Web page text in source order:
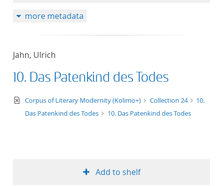
more metadata
Jahn, Ulrich
10. Das Patenkind des Todes
text/xml
Corpus of Literary Modernity (Kolimo+) Collection 24
10.
Das Patenkind des Todes
10. Das Patenkind des Todes
Add to shelf